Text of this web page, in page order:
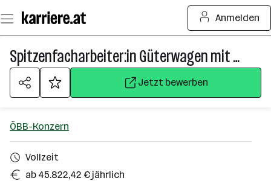
Seiteninhalt
springen
Anmelden
Spitzenfacharbeiter:in Güterwagen mit Option Produktionslogistiker:in
Jetzt bewerben
ÖBB-Konzern
Vollzeit
ab 45.822,42 € jährlich